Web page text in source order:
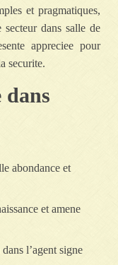
et pragmatiques,
secteur dans salle de
appreciee pour
securite.
dans
abondance et
et amene
l’agent signe